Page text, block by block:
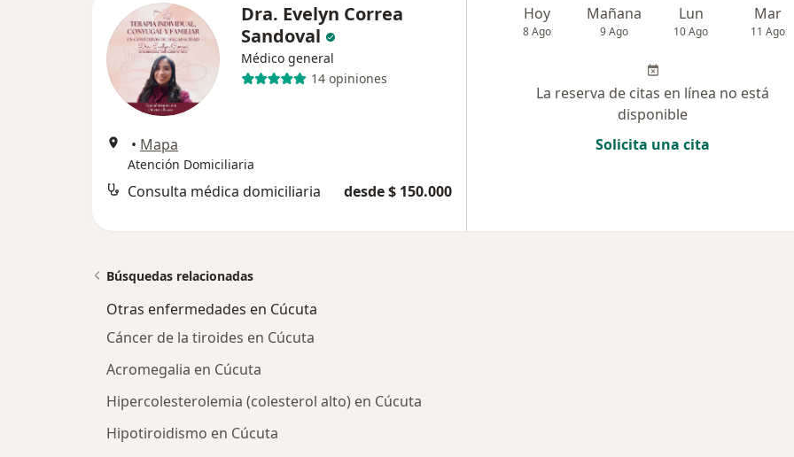
Dra. Evelyn Correa
Sandoval
Médico general
14 opiniones
• Mapa
Atención Domiciliaria
Consulta médica domiciliaria desde $ 150.000
Hoy
8 Ago
Mañana
9 Ago
Lun
10 Ago
Mar
11 Ago
La reserva de citas en línea no está
disponible
Solicita una cita
Búsquedas relacionadas
Otras enfermedades en Cúcuta
Cáncer de la tiroides en Cúcuta
Acromegalia en Cúcuta
Hipercolesterolemia (colesterol alto) en Cúcuta
Hipotiroidismo en Cúcuta